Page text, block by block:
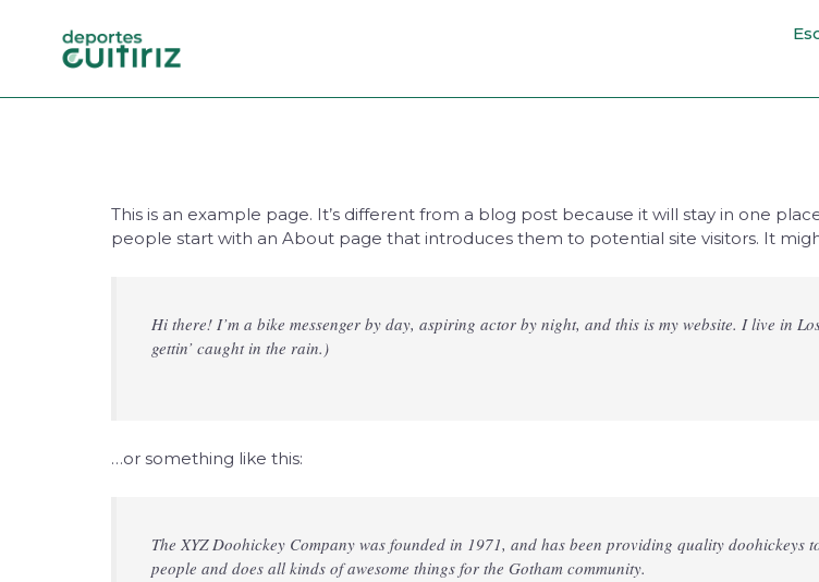
This is an example page. It’s different from a blog post because it will stay in one
people start with an About page that introduces them to potential site visitors. It
Hi there! I’m a bike messenger by day, aspiring actor by night, and this is my website. I live in
gettin’ caught in the rain.)
…or something like this:
The XYZ Doohickey Company was founded in 1971, and has been providing quality
people and does all kinds of awesome things for the Gotham community.